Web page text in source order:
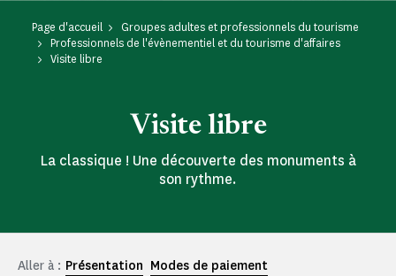
Page d'accueil
Groupes adultes et professionnels du tourisme
Professionnels de l'évènementiel et du tourisme d'affaires
Visite libre
Visite libre
La classique ! Une découverte des monuments à
son rythme.
Aller à : Présentation Modes de paiement